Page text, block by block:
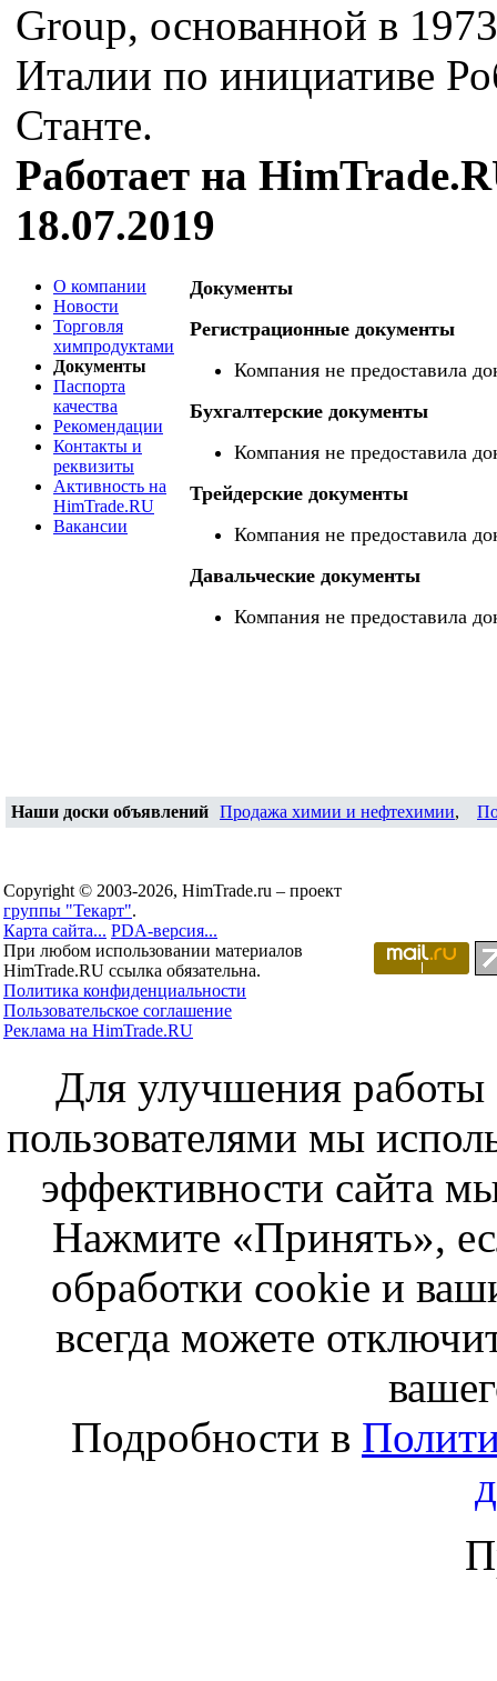
Group, основанной в
Италии по инициативе
Станте.
Работает на
18.07.2019
О компании
Новости
Торговля
химпродуктами
Документы
Паспорта
качества
Рекомендации
Контакты и
реквизиты
Активность на
HimTrade.RU
Вакансии
Документы
Регистрационные документы
Компания не предоставила
Бухгалтерские документы
Компания не предоставила
Трейдерские документы
Компания не предоставила
Давальческие документы
Компания не предоставила
Наши доски объявлений Продажа химии и нефтехимии,
Copyright © 2003-2026, HimTrade.ru – проект
группы "Текарт".
Карта сайта... PDA-версия...
При любом использовании материалов
HimTrade.RU ссылка обязательна.
Политика конфиденциальности
Пользовательское соглашение
Реклама на HimTrade.RU
Для улучшения работы
пользователями мы
эффективности сайта
Нажмите «Принять»,
обработки cookie и
всегда можете
Подробности в